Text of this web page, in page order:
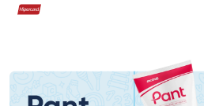
Hipercard